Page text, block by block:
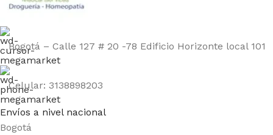
Bogotá – Calle 127 # 20 -78 Edificio Horizonte local 101
Celular: 3138898203
Envíos a nivel nacional
Bogotá